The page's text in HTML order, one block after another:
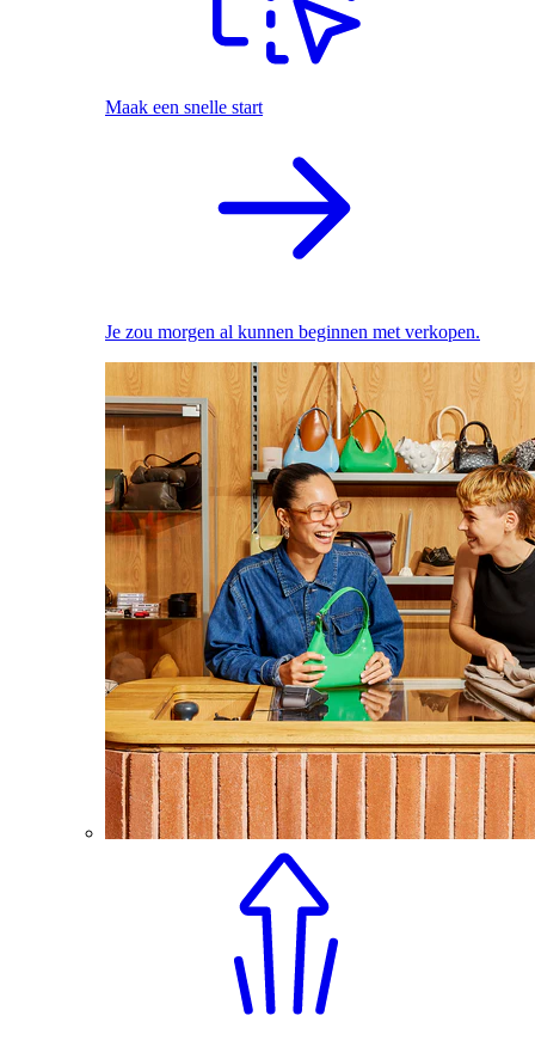
Maak een snelle start
Je zou morgen al kunnen beginnen met verkopen.